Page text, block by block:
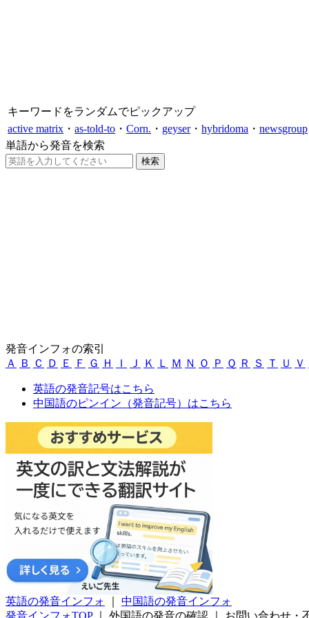
キーワードをランダムでピックアップ
active matrix ・ as-told-to ・ Corn. ・ geyser・ hybridoma ・ newsgroup
単語から発音を検索
発音インフォの索引
Ａ
Ｂ Ｃ Ｄ Ｅ Ｆ Ｇ Ｈ Ｉ Ｊ Ｋ Ｌ Ｍ Ｎ Ｏ Ｐ Ｑ Ｒ Ｓ Ｔ Ｕ Ｖ
英語の発音記号はこちら
中国語のピンイン（発音記号）はこちら
英語の発音インフォ
中国語の発音インフォ
発音インフォTOP
外国語の発音の確認 お問い合わせ・